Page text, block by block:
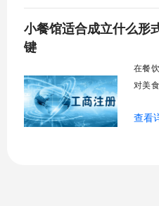
骨架
关系
小餐馆适合成立什么形
键
在餐
对美
的抉
查看